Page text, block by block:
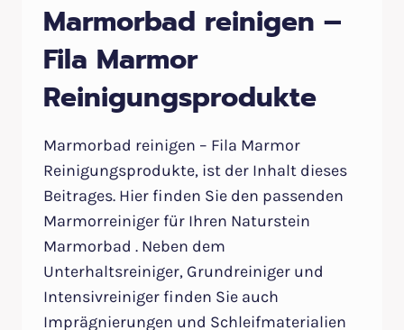
SANIERUNG
TIPPS
Marmorbad reinigen –
Fila Marmor
Reinigungsprodukte
Marmorbad reinigen – Fila Marmor
Reinigungsprodukte, ist der Inhalt dieses
Beitrages. Hier finden Sie den passenden
Marmorreiniger für Ihren Naturstein
Marmorbad . Neben dem
Unterhaltsreiniger, Grundreiniger und
Intensivreiniger finden Sie auch
Imprägnierungen und Schleifmaterialien